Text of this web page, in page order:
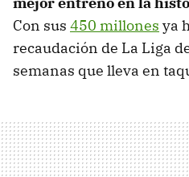
Con sus 450 millones ya
recaudación de La Liga
semanas que lleva en